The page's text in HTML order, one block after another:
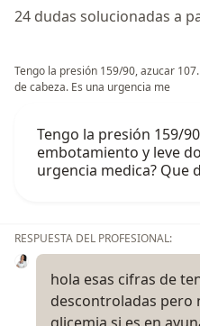
24 dudas solucionadas a
Tengo la presión 159/90, azucar
de cabeza. Es una urgencia me
Tengo la presión 159/
embotamiento y leve
urgencia medica? Que
RESPUESTA DEL PROFESIONAL:
hola esas cifras de
descontroladas pero